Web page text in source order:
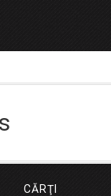
CĂRŢI